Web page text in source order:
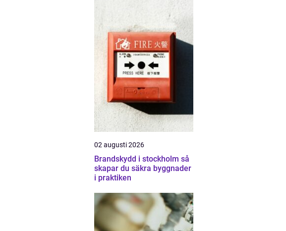
02 augusti 2026
Brandskydd i stockholm så
skapar du säkra byggnader
i praktiken